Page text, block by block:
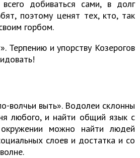
всего добиваться сами, в долг
поэтому ценят тех, кто, так
горбом.
Терпению и упорству Козерогов
волчьи выть». Водолеи склонны
любого, и найти общий язык с
можно найти людей
слоев и достатка и со